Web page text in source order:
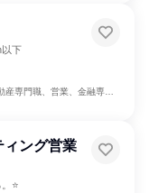
以下
専門職、営業、金融専門職、経営/事業企画
ング営業
⭐